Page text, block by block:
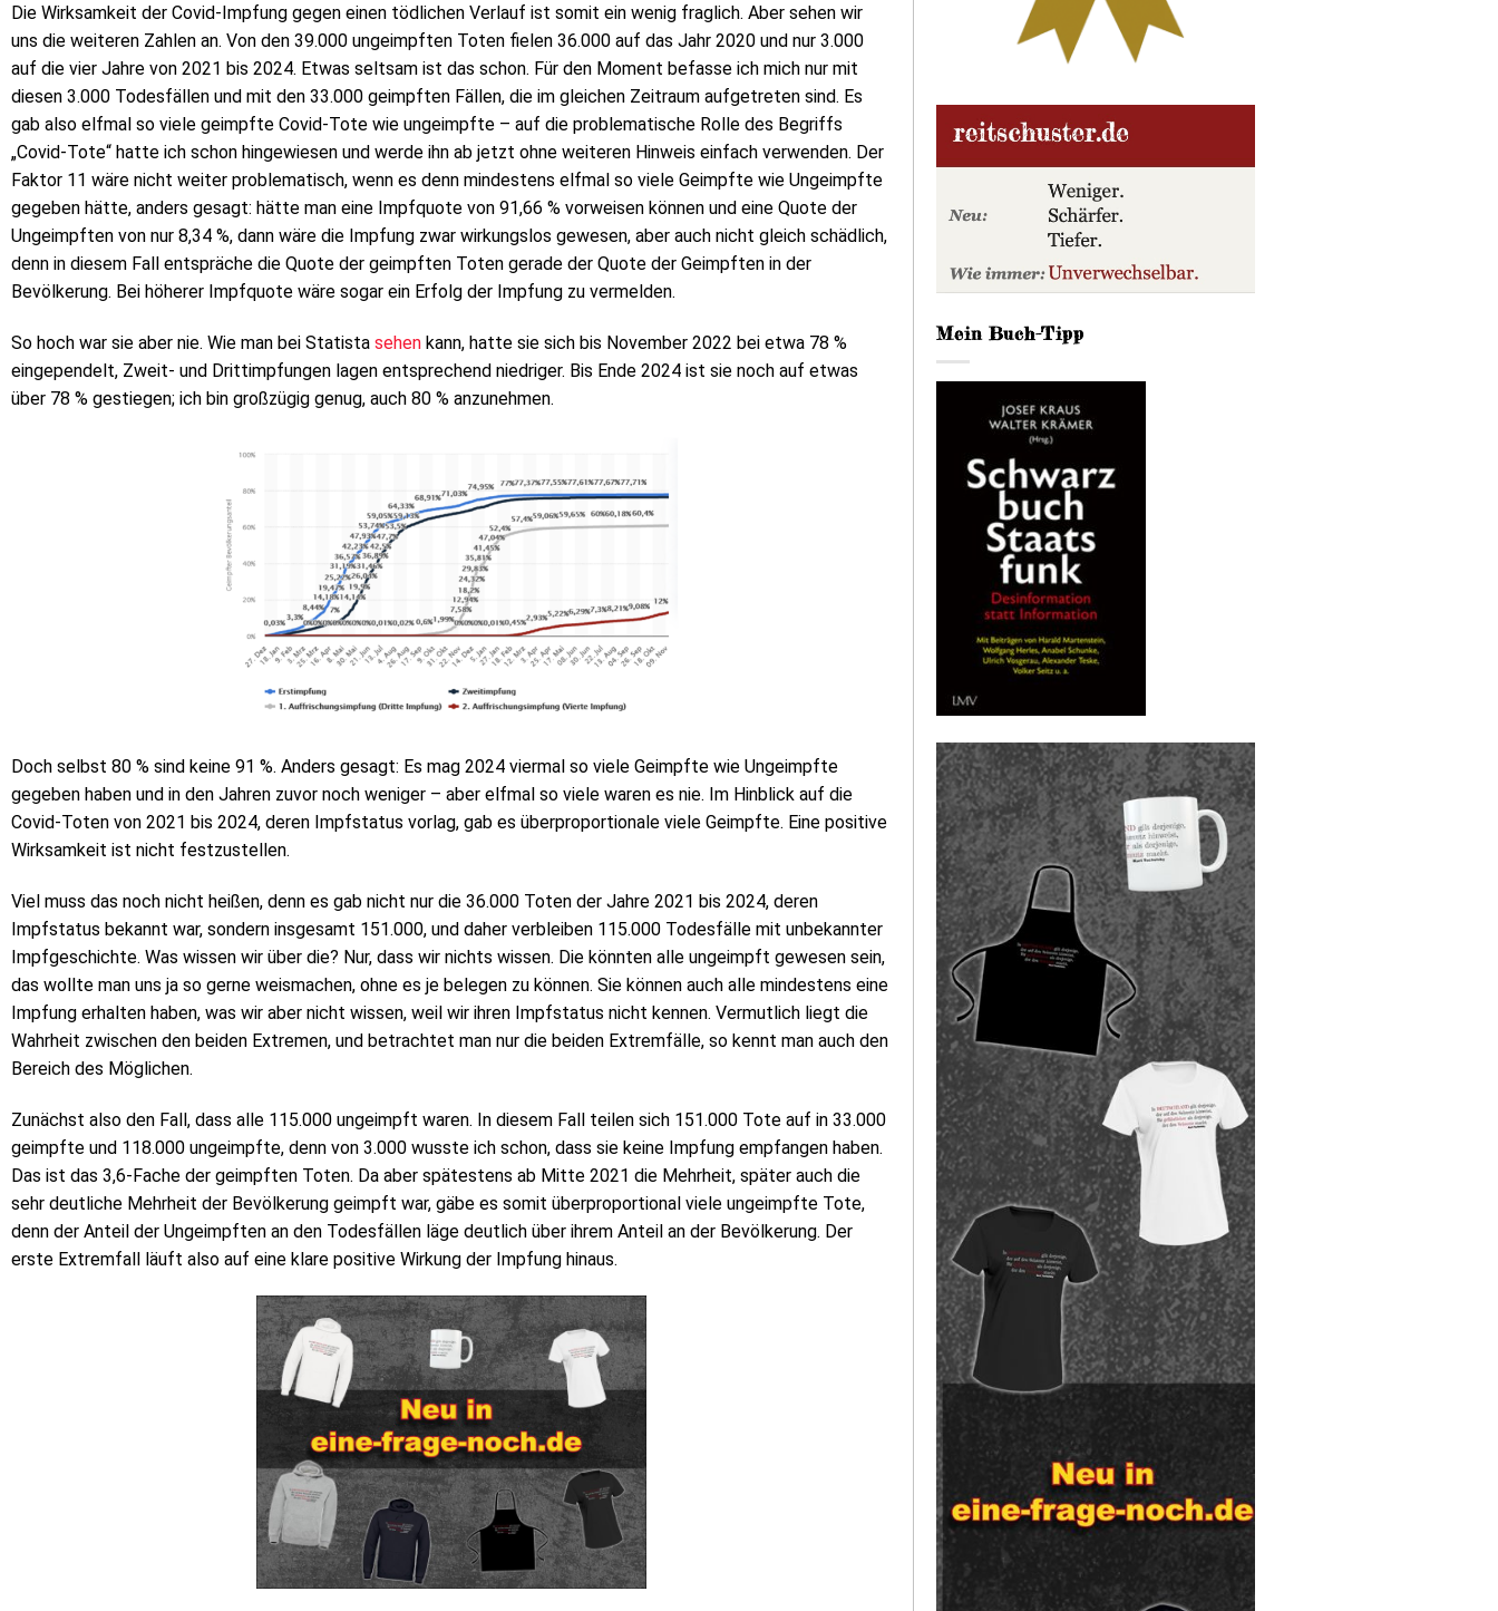
Die Wirksamkeit der Covid-Impfung gegen einen tödlichen Verlauf ist somit ein wenig fraglich. Aber sehen wir
uns die weiteren Zahlen an. Von den 39.000 ungeimpften Toten fielen 36.000 auf das Jahr 2020 und nur 3.000
auf die vier Jahre von 2021 bis 2024. Etwas seltsam ist das schon. Für den Moment befasse ich mich nur mit
diesen 3.000 Todesfällen und mit den 33.000 geimpften Fällen, die im gleichen Zeitraum aufgetreten sind. Es
gab also elfmal so viele geimpfte Covid-Tote wie ungeimpfte – auf die problematische Rolle des Begriffs
„Covid-Tote“ hatte ich schon hingewiesen und werde ihn ab jetzt ohne weiteren Hinweis einfach verwenden. Der
Faktor 11 wäre nicht weiter problematisch, wenn es denn mindestens elfmal so viele Geimpfte wie Ungeimpfte
gegeben hätte, anders gesagt: hätte man eine Impfquote von 91,66 % vorweisen können und eine Quote der
Ungeimpften von nur 8,34 %, dann wäre die Impfung zwar wirkungslos gewesen, aber auch nicht gleich schädlich,
denn in diesem Fall entspräche die Quote der geimpften Toten gerade der Quote der Geimpften in der
Bevölkerung. Bei höherer Impfquote wäre sogar ein Erfolg der Impfung zu vermelden.
So hoch war sie aber nie. Wie man bei Statista sehen kann, hatte sie sich bis November 2022 bei etwa 78 %
eingependelt, Zweit- und Drittimpfungen lagen entsprechend niedriger. Bis Ende 2024 ist sie noch auf etwas
über 78 % gestiegen; ich bin großzügig genug, auch 80 % anzunehmen.
Doch selbst 80 % sind keine 91 %. Anders gesagt: Es mag 2024 viermal so viele Geimpfte wie Ungeimpfte
gegeben haben und in den Jahren zuvor noch weniger – aber elfmal so viele waren es nie. Im Hinblick auf die
Covid-Toten von 2021 bis 2024, deren Impfstatus vorlag, gab es überproportionale viele Geimpfte. Eine positive
Wirksamkeit ist nicht festzustellen.
Viel muss das noch nicht heißen, denn es gab nicht nur die 36.000 Toten der Jahre 2021 bis 2024, deren
Impfstatus bekannt war, sondern insgesamt 151.000, und daher verbleiben 115.000 Todesfälle mit unbekannter
Impfgeschichte. Was wissen wir über die? Nur, dass wir nichts wissen. Die könnten alle ungeimpft gewesen sein,
das wollte man uns ja so gerne weismachen, ohne es je belegen zu können. Sie können auch alle mindestens eine
Impfung erhalten haben, was wir aber nicht wissen, weil wir ihren Impfstatus nicht kennen. Vermutlich liegt die
Wahrheit zwischen den beiden Extremen, und betrachtet man nur die beiden Extremfälle, so kennt man auch den
Bereich des Möglichen.
Zunächst also den Fall, dass alle 115.000 ungeimpft waren. In diesem Fall teilen sich 151.000 Tote auf in 33.000
geimpfte und 118.000 ungeimpfte, denn von 3.000 wusste ich schon, dass sie keine Impfung empfangen haben.
Das ist das 3,6-Fache der geimpften Toten. Da aber spätestens ab Mitte 2021 die Mehrheit, später auch die
sehr deutliche Mehrheit der Bevölkerung geimpft war, gäbe es somit überproportional viele ungeimpfte Tote,
denn der Anteil der Ungeimpften an den Todesfällen läge deutlich über ihrem Anteil an der Bevölkerung. Der
erste Extremfall läuft also auf eine klare positive Wirkung der Impfung hinaus.
Mein Buch-Tipp